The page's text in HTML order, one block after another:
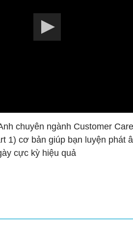
chuyên ngành Customer
1) cơ bản giúp bạn luyện phát
cực kỳ hiệu quả